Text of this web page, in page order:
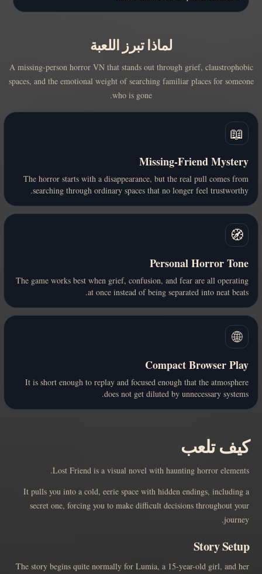
لماذا تبرز اللعبة
A missing-person horror VN that stands out through grief, claustrophobic
spaces, and the emotional weight of searching familiar places for someone
who is gone.
📖
Missing-Friend Mystery
The horror starts with a disappearance, but the real pull comes from
searching through ordinary spaces that no longer feel trustworthy.
🧭
Personal Horror Tone
The game works best when grief, confusion, and fear are all operating
at once instead of being separated into neat beats.
🌐
Compact Browser Play
It is short enough to replay and focused enough that the atmosphere
does not get diluted by unnecessary systems.
كيف تلعب
Lost Friend is a visual novel with haunting horror elements.
It pulls you into a cold, eerie space with hidden endings, including a
secret one, forcing you to make difficult decisions throughout your
journey.
Story Setup
The story begins quite normally for Lumia, a 15-year-old girl, and her